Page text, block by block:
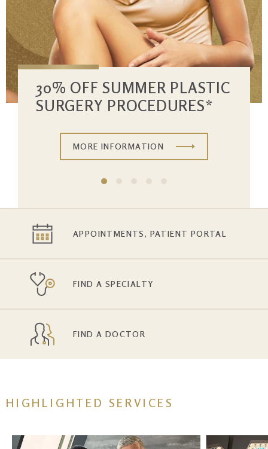
30% OFF SUMMER PLASTIC
SURGERY PROCEDURES*
MORE INFORMATION
APPOINTMENTS, PATIENT PORTAL
FIND A SPECIALTY
FIND A DOCTOR
HIGHLIGHTED SERVICES
Kép Image